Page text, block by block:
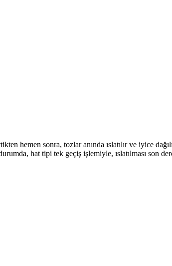
hemen sonra, tozlar anında ıslatılır ve iyice
hat tipi tek geçiş işlemiyle, ıslatılması son